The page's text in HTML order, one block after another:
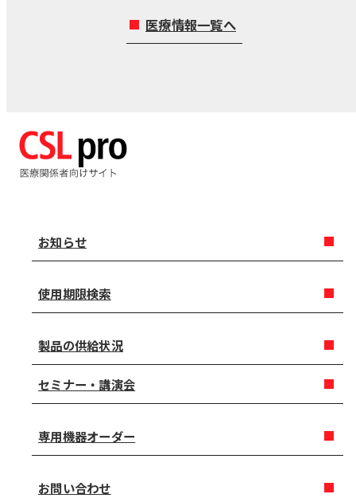
医療情報一覧へ
お知らせ
使用期限検索
製品の供給状況
セミナー・講演会
専用機器オーダー
お問い合わせ